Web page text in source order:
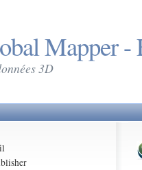
Mapper -
3D